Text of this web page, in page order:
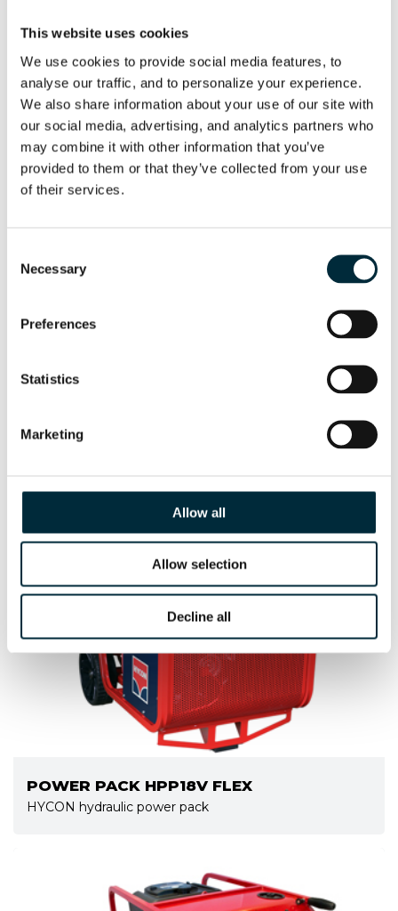
This website uses cookies
We use cookies to provide social media features, to
analyse our traffic, and to personalize your experience.
We also share information about your use of our site with
our social media, advertising, and analytics partners who
may combine it with other information that you’ve
provided to them or that they’ve collected from your use
of their services.
Selection
Necessary
Preferences
Statistics
Marketing
Allow all
Allow selection
Decline all
SAWEZ GUIDE RAIL
Accessory
POWER PACK HPP18V FLEX
HYCON hydraulic power pack